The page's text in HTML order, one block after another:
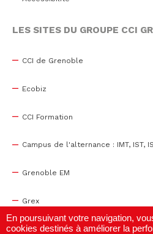
LES SITES DU GROUPE CCI
CCI de Grenoble
Ecobiz
CCI Formation
Campus de l'alternance : IMT, IST,
Grenoble EM
Grex
WTC Grenoble
En poursuivant votre navigation,
cookies destinés à améliorer la